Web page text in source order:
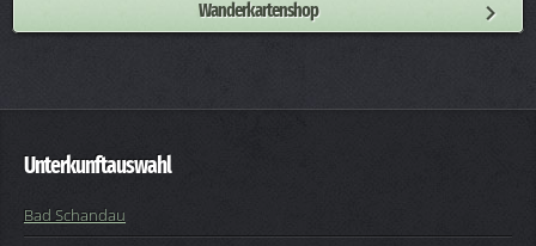
Wanderkartenshop
Unterkunftauswahl
Bad Schandau